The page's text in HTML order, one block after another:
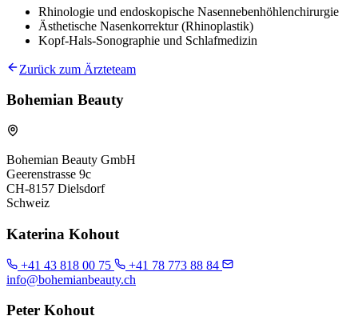
Rhinologie und endoskopische Nasennebenhöhlenchirurgie
Ästhetische Nasenkorrektur (Rhinoplastik)
Kopf-Hals-Sonographie und Schlafmedizin
Zurück zum Ärzteteam
Bohemian Beauty
Bohemian Beauty GmbH
Geerenstrasse 9c
CH-8157 Dielsdorf
Schweiz
Katerina Kohout
+41 43 818 00 75
+41 78 773 88 84
info@bohemianbeauty.ch
Peter Kohout